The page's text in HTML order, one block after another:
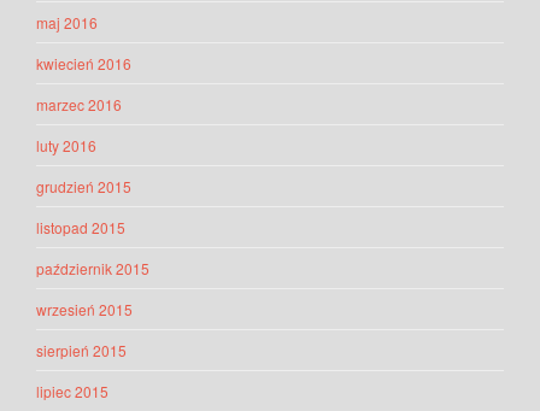
maj 2016
kwiecień 2016
marzec 2016
luty 2016
grudzień 2015
listopad 2015
październik 2015
wrzesień 2015
sierpień 2015
lipiec 2015